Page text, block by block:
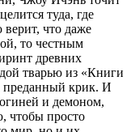
туда, где
что даже
то честным
древних
тварью из «Книги
преданный крик. И
и демоном,
чтобы просто